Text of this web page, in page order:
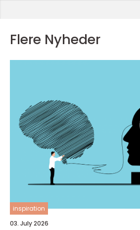
Flere Nyheder
inspiration
03. July 2026